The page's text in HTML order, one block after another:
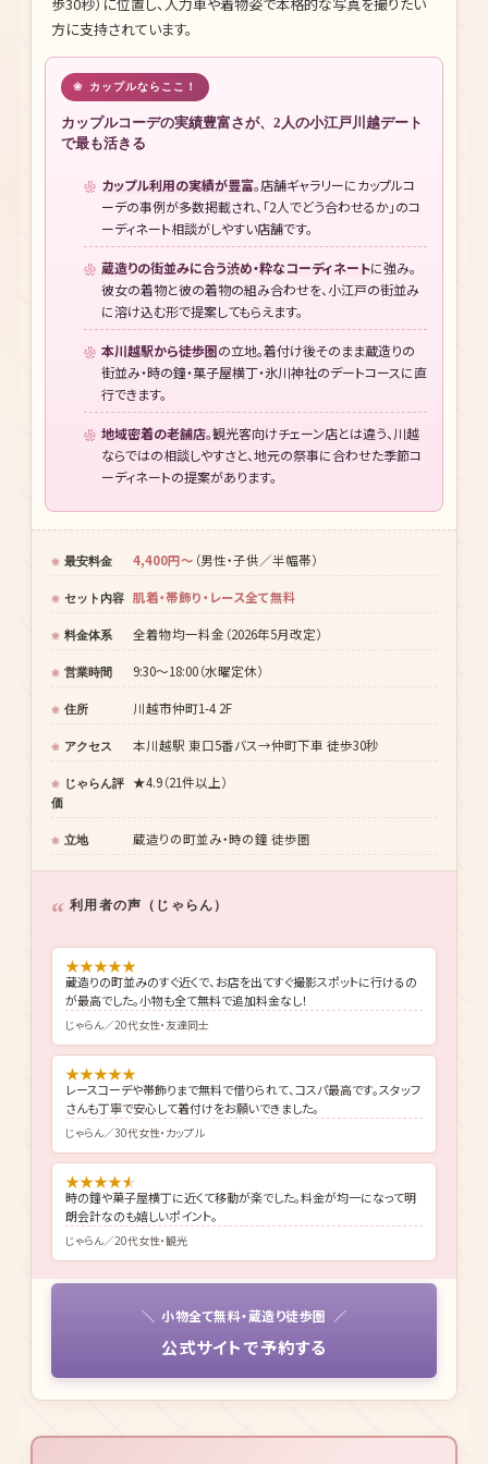
方に支持されています。
カップルならここ！
カップルコーデの実績豊富さが、2人の小江戸川越デート
で最も活きる
カップル利用の実績が豊富。店舗ギャラリーにカップルコ
ーデの事例が多数掲載され、「2人でどう合わせるか」のコ
ーディネート相談がしやすい店舗です。
蔵造りの街並みに合う渋め・粋なコーディネートに強み。
彼女の着物と彼の着物の組み合わせを、小江戸の街並み
に溶け込む形で提案してもらえます。
本川越駅から徒歩圏の立地。着付け後そのまま蔵造りの
街並み・時の鐘・菓子屋横丁・氷川神社のデートコースに直
行できます。
地域密着の老舗店。観光客向けチェーン店とは違う、川越
ならではの相談しやすさと、地元の祭事に合わせた季節コ
ーディネートの提案があります。
最安料金 4,400円〜 （男性・子供／半幅帯）
セット内容 肌着・帯飾り・レース全て無料
料金体系 全着物均一料金（2026年5月改定）
営業時間 9:30〜18:00（水曜定休）
住所 川越市仲町1-4 2F
アクセス 本川越駅 東口5番バス→仲町下車 徒歩30秒
じゃらん評
価
★4.9（21件以上）
立地 蔵造りの町並み・時の鐘 徒歩圏
利用者の声（じゃらん）
★★★★★
蔵造りの町並みのすぐ近くで、お店を出てすぐ撮影スポットに行けるの
が最高でした。小物も全て無料で追加料金なし！
じゃらん／20代女性・友達同士
★★★★★
レースコーデや帯飾りまで無料で借りられて、コスパ最高です。スタッフ
さんも丁寧で安心して着付けをお願いできました。
じゃらん／30代女性・カップル
★★★★★
時の鐘や菓子屋横丁に近くて移動が楽でした。料金が均一になって明
朗会計なのも嬉しいポイント。
じゃらん／20代女性・観光
小物全て無料・蔵造り徒歩圏
公式サイトで予約する